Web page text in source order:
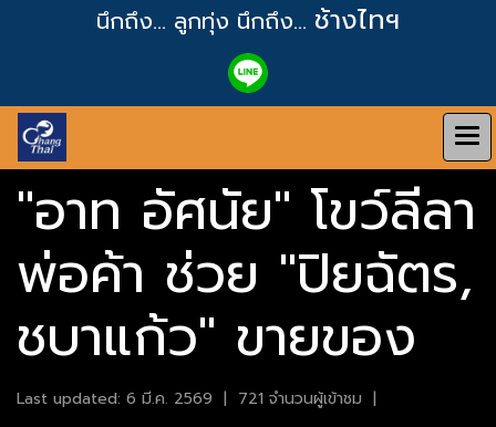
นึกถึง... ลูกทุ่ง นึกถึง... ช้างไทฯ
"อาท อัศนัย" โขว์ลีลา
พ่อค้า ช่วย "ปิยฉัตร,
ชบาแก้ว" ขายของ
Last updated: 6 มี.ค. 2569 | 721 จำนวนผู้เข้าชม |